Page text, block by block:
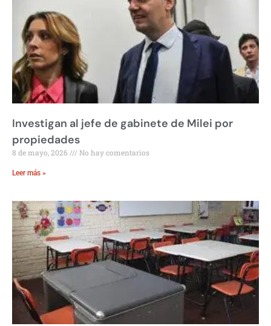
Investigan al jefe de gabinete de Milei por
propiedades
8 de mayo, 2026 No hay comentarios
Leer más »